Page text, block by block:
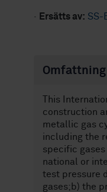
· Ersätts av: SS-
Omfattning
This
construction
metallic gas
including the
specific
national or
test pressure
gases;b) the